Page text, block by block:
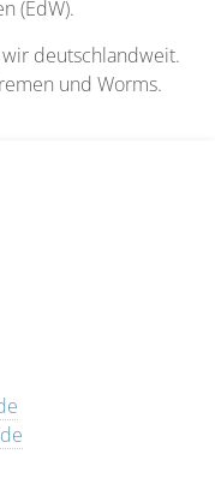
(EdW).
deutschlandweit.
und Worms.